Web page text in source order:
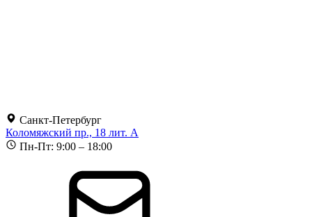
Санкт-Петербург
Коломяжский пр., 18 лит. А
Пн-Пт: 9:00 – 18:00